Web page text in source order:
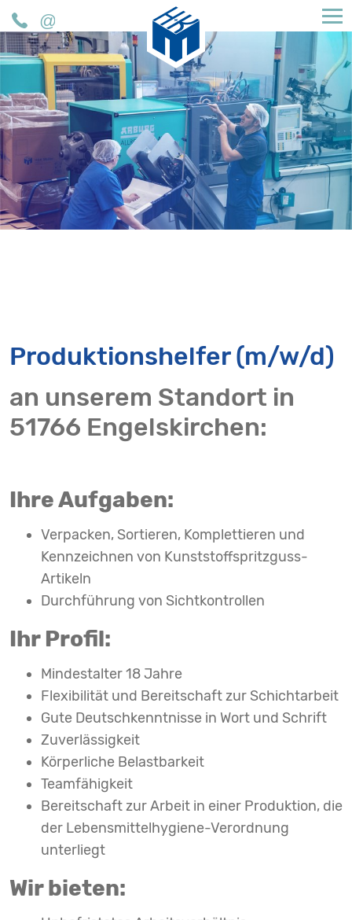
H&K Müller GmbH & Co. KG
Produktionshelfer (m/w/d)
an unserem Standort in
51766 Engelskirchen:
Ihre Aufgaben:
Verpacken, Sortieren, Komplettieren und
Kennzeichnen von Kunststoffspritzguss-
Artikeln
Durchführung von Sichtkontrollen
Ihr Profil:
Mindestalter 18 Jahre
Flexibilität und Bereitschaft zur Schichtarbeit
Gute Deutschkenntnisse in Wort und Schrift
Zuverlässigkeit
Körperliche Belastbarkeit
Teamfähigkeit
Bereitschaft zur Arbeit in einer Produktion, die
der Lebensmittelhygiene-Verordnung
unterliegt
Wir bieten:
Phone
Mail